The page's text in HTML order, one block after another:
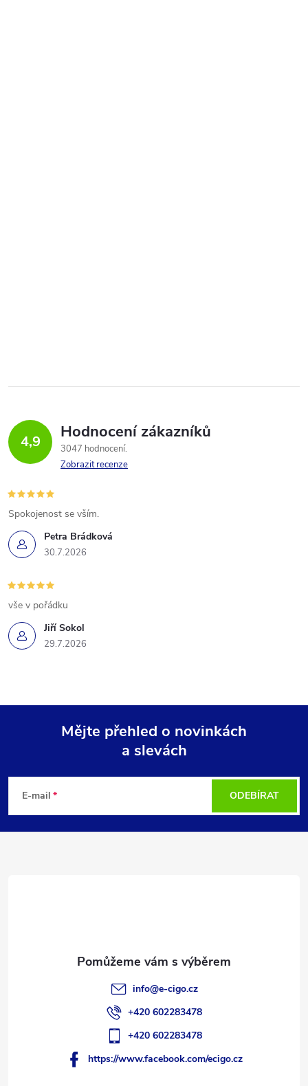
4,9 Hodnocení zákazníků
3047 hodnocení
Zobrazit recenze
Petra Brádková
30.7.2026
Spokojenost se vším.
Jiří Sokol
29.7.2026
vše v pořádku
p
Mějte přehled o novinkách
a slevách
E-mail ODEBÍRAT
info@e-cigo.cz
+420 602283478
+420 602283478
https://www.facebook.com/ecigo.cz